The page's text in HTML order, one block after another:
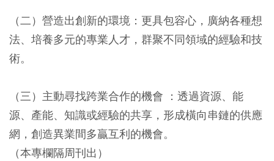
（二）營造出創新的環境：更具包容心，廣納各種想
法、培養多元的專業人才，群聚不同領域的經驗和技
術。
（三）主動尋找跨業合作的機會 ：透過資源、能
源、產能、知識或經驗的共享，形成橫向串鏈的供應
網，創造異業間多贏互利的機會。
（本專欄隔周刊出）